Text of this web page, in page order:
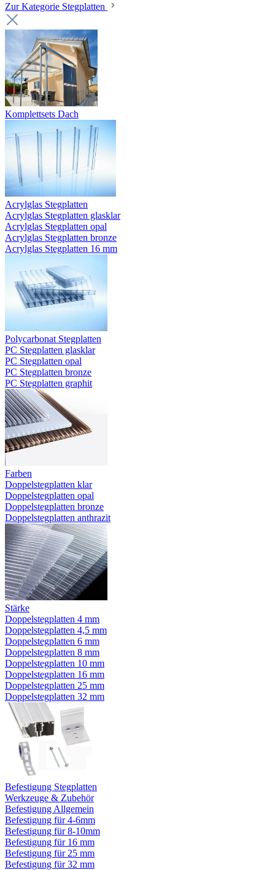
Zur Kategorie Stegplatten
Komplettsets Dach
Acrylglas Stegplatten
Acrylglas Stegplatten glasklar
Acrylglas Stegplatten opal
Acrylglas Stegplatten bronze
Acrylglas Stegplatten 16 mm
Polycarbonat Stegplatten
PC Stegplatten glasklar
PC Stegplatten opal
PC Stegplatten bronze
PC Stegplatten graphit
Farben
Doppelstegplatten klar
Doppelstegplatten opal
Doppelstegplatten bronze
Doppelstegplatten anthrazit
Stärke
Doppelstegplatten 4 mm
Doppelstegplatten 4,5 mm
Doppelstegplatten 6 mm
Doppelstegplatten 8 mm
Doppelstegplatten 10 mm
Doppelstegplatten 16 mm
Doppelstegplatten 25 mm
Doppelstegplatten 32 mm
Befestigung Stegplatten
Werkzeuge & Zubehör
Befestigung Allgemein
Befestigung für 4-6mm
Befestigung für 8-10mm
Befestigung für 16 mm
Befestigung für 25 mm
Befestigung für 32 mm